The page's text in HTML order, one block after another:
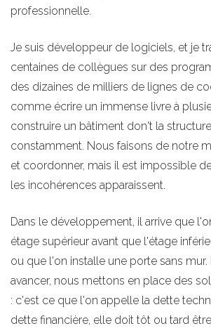
professionnelle.
Je suis développeur de logiciels, et je
centaines de collègues sur des
des dizaines de milliers de lignes de
comme écrire un immense livre à
construire un bâtiment don't la
constamment. Nous faisons de notre
et coordonner, mais il est impossible
les incohérences apparaissent.
Dans le développement, il arrive que
étage supérieur avant que l'étage
ou que l'on installe une porte sans mur.
avancer, nous mettons en place des
: c'est ce que l'on appelle la dette
dette financière, elle doit tôt ou tard